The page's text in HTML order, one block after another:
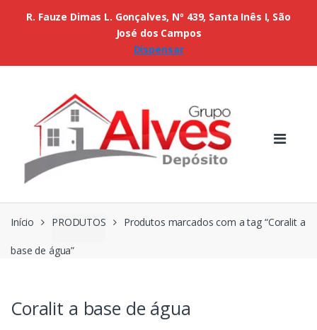
Início PRODUTOS Produtos marcados com a tag “Coralit a
base de água”
Coralit a base de água
R. Fauze Dimas L. Gonçalves, Nº 439, Santa Inês I, São
José dos Campos
Dispensar